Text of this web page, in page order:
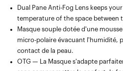
Dual Pane Anti-Fog Lens keeps
temperature of the space between
Masque souple dotée d'une
micro-polaire évacuant l'humidité,
contact de la peau.
OTG — La Masque s'adapte